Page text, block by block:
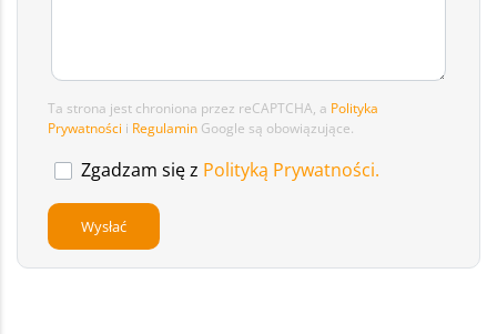
Ta strona jest chroniona przez reCAPTCHA, a Polityka
Prywatności i Regulamin Google są obowiązujące.
Zgadzam się z Polityką Prywatności.